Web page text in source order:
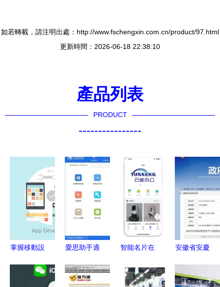
如若轉載，請注明出處：http://www.fschengxin.com.cn/product/97.html
更新時間：2026-06-18 22:38:10
產品列表
PRODUCT
----------------
掌握移動設
開發 從理
愛思助手適
嗎？從安裝
智能名片在
業中的實際
安徽省安慶
局 三起行